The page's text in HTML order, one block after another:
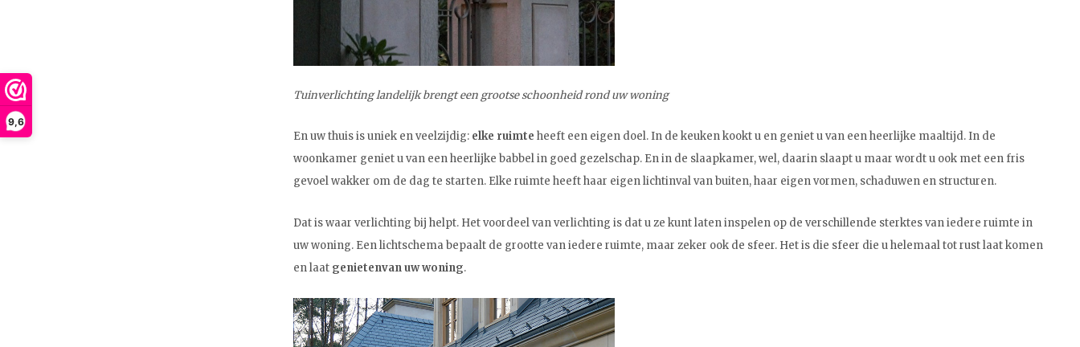
9,6
Tuinverlichting landelijk brengt een grootse schoonheid rond uw woning
En uw thuis is uniek en veelzijdig: elke ruimte heeft een eigen doel. In de keuken kookt u en geniet u van een heerlijke maaltijd. In de
woonkamer geniet u van een heerlijke babbel in goed gezelschap. En in de slaapkamer, wel, daarin slaapt u maar wordt u ook met een fris
gevoel wakker om de dag te starten. Elke ruimte heeft haar eigen lichtinval van buiten, haar eigen vormen, schaduwen en structuren.
Dat is waar verlichting bij helpt. Het voordeel van verlichting is dat u ze kunt laten inspelen op de verschillende sterktes van iedere ruimte in
uw woning. Een lichtschema bepaalt de grootte van iedere ruimte, maar zeker ook de sfeer. Het is die sfeer die u helemaal tot rust laat komen
en laat genietenvan uw woning.